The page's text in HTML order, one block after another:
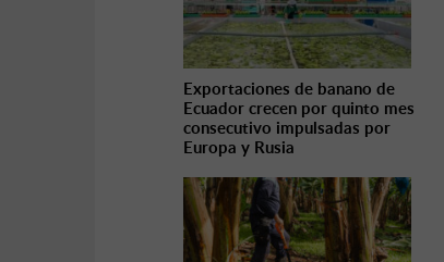
Exportaciones de banano de
Ecuador crecen por quinto mes
consecutivo impulsadas por
Europa y Rusia